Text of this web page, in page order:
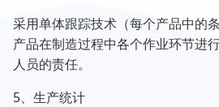
采用单体跟踪技术（每个产品中的
产品在制造过程中各个作业环节进
人员的责任。
5、生产统计